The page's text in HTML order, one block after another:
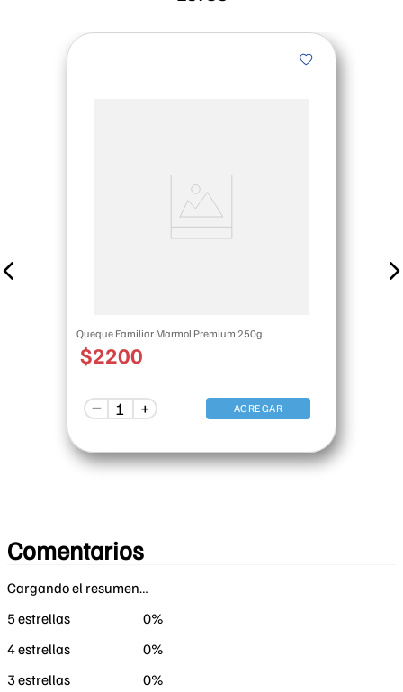
Queque Familiar Marmol Premium 250g
$2200
＋
－ AGREGAR
Comentarios
Cargando el resumen…
5 estrellas
0%
4 estrellas
0%
3 estrellas
0%